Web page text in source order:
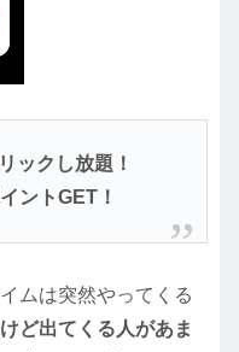
ックし放題！
ントGET！
ムは突然やってくる
ど出てくる人があま